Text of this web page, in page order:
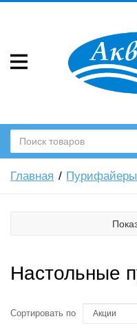
Главная Пурифайеры
Настольные
Сортировать по